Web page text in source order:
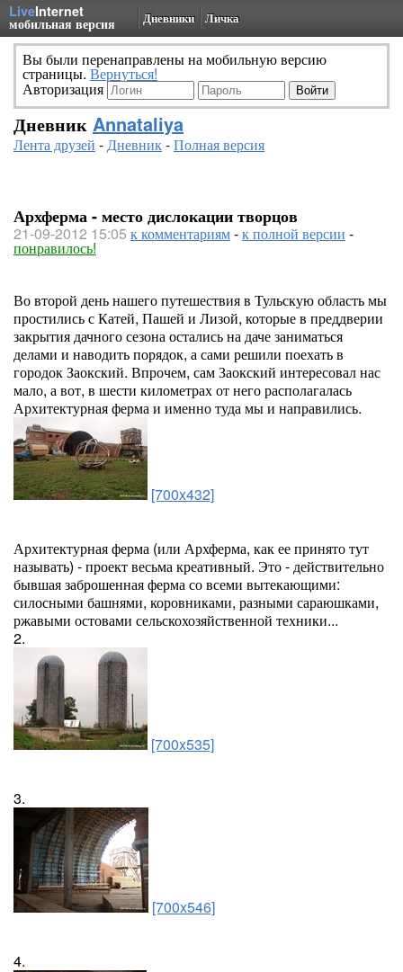
LiveInternet
мобильная версия Дневники Личка
Вы были перенаправлены на мобильную версию
страницы. Вернуться!
Авторизация
Дневник Annataliya
Лента друзей -Дневник-Полная версия
Архферма - место дислокации творцов
21-09-2012 15:05 к комментариям-к полной версии -
понравилось!
Во второй день нашего путешествия в Тульскую область мы
простились с Катей, Пашей и Лизой, которые в преддверии
закрытия дачного сезона остались на даче заниматься
делами и наводить порядок, а сами решили поехать в
городок Заокский. Впрочем, сам Заокский интересовал нас
мало, а вот, в шести километрах от него располагалась
Архитектурная ферма и именно туда мы и направились.
[700x432]
Архитектурная ферма (или Архферма, как ее принято тут
называть) - проект весьма креативный. Это - действительно
бывшая заброшенная ферма со всеми вытекающими:
силосными башнями, коровниками, разными сараюшками,
ржавыми остовами сельскохозяйственной техники...
2.
[700x535]
3.
[700x546]
4.